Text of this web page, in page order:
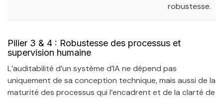
robustesse.
Pilier 3 & 4 : Robustesse des processus et
supervision humaine
L’auditabilité d’un système d’IA ne dépend pas
uniquement de sa conception technique, mais aussi de la
maturité des processus qui l’encadrent et de la clarté de